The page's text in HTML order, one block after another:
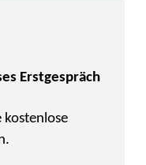
Erstgespräch
kostenlose